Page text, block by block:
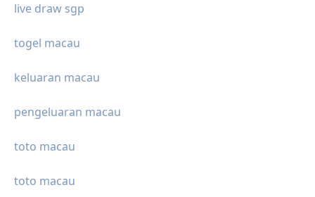
live draw sgp
togel macau
keluaran macau
pengeluaran macau
toto macau
toto macau